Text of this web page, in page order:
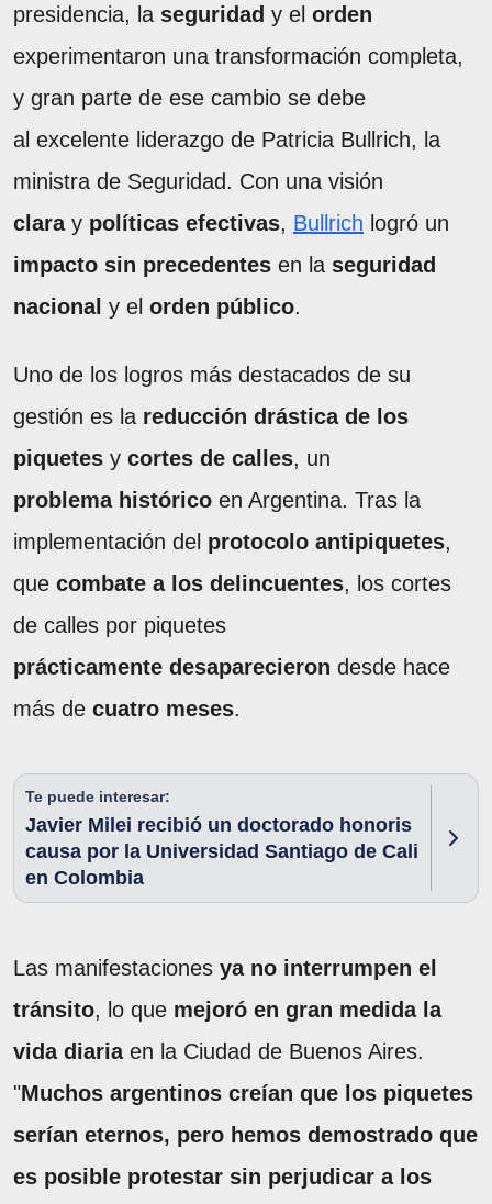
presidencia, la seguridad y el orden
experimentaron una transformación completa,
y gran parte de ese cambio se debe
al excelente liderazgo de Patricia Bullrich, la
ministra de Seguridad. Con una visión
claray políticas efectivas, Bullrich logró un
impacto sin precedentes en la seguridad
nacional y el orden público.
Uno de los logros más destacados de su
gestión es la reducción drástica de los
piquetes y cortes de calles, un
problema histórico en Argentina. Tras la
implementación del protocolo antipiquetes,
que combate a los delincuentes, los cortes
de calles por piquetes
prácticamente desaparecieron desde hace
más de cuatro meses.
Te puede interesar:
Javier Milei recibió un doctorado honoris
causa por la Universidad Santiago de Cali
en Colombia
Las manifestaciones ya no interrumpen el
tránsito, lo que mejoró en gran medida la
vida diariaen la Ciudad de Buenos Aires.
"Muchos argentinos creían que los piquetes
serían eternos, pero hemos demostrado que
es posible protestar sin perjudicar a los